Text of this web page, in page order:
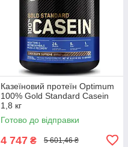
Казеїновий протеїн Optimum
100% Gold Standard Casein
1,8 кг
Готово до відправки
4 747 ₴ 5 601,46 ₴